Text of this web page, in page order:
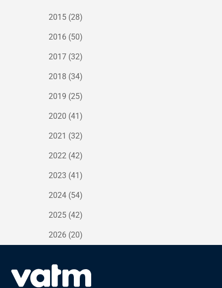
2015 (28)
2016 (50)
2017 (32)
2018 (34)
2019 (25)
2020 (41)
2021 (32)
2022 (42)
2023 (41)
2024 (54)
2025 (42)
2026 (20)